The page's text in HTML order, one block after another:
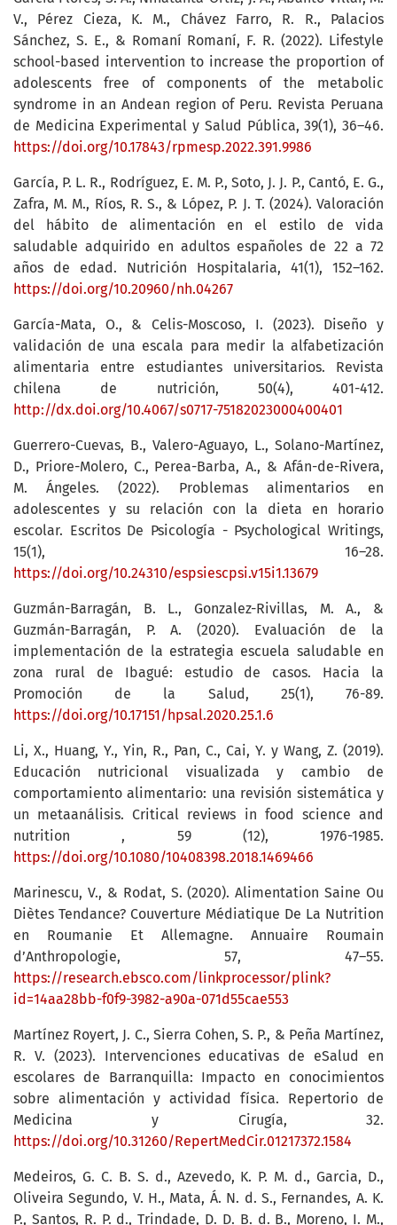
V., Pérez Cieza, K. M., Chávez Farro, R. R., Palacios
Sánchez, S. E., & Romaní Romaní, F. R. (2022). Lifestyle
school-based intervention to increase the proportion of
adolescents free of components of the metabolic
syndrome in an Andean region of Peru. Revista Peruana
de Medicina Experimental y Salud Pública, 39(1), 36–46.
https://doi.org/10.17843/rpmesp.2022.391.9986
García, P. L. R., Rodríguez, E. M. P., Soto, J. J. P., Cantó, E. G.,
Zafra, M. M., Ríos, R. S., & López, P. J. T. (2024). Valoración
del hábito de alimentación en el estilo de vida
saludable adquirido en adultos españoles de 22 a 72
años de edad. Nutrición Hospitalaria, 41(1), 152–162.
https://doi.org/10.20960/nh.04267
García-Mata, O., & Celis-Moscoso, I. (2023). Diseño y
validación de una escala para medir la alfabetización
alimentaria entre estudiantes universitarios. Revista
chilena de nutrición, 50(4), 401-412.
http://dx.doi.org/10.4067/s0717-75182023000400401
Guerrero-Cuevas, B., Valero-Aguayo, L., Solano-Martínez,
D., Priore-Molero, C., Perea-Barba, A., & Afán-de-Rivera,
M. Ángeles. (2022). Problemas alimentarios en
adolescentes y su relación con la dieta en horario
escolar. Escritos De Psicología - Psychological Writings,
15(1), 16–28.
https://doi.org/10.24310/espsiescpsi.v15i1.13679
Guzmán-Barragán, B. L., Gonzalez-Rivillas, M. A., &
Guzmán-Barragán, P. A. (2020). Evaluación de la
implementación de la estrategia escuela saludable en
zona rural de Ibagué: estudio de casos. Hacia la
Promoción de la Salud, 25(1), 76-89.
https://doi.org/10.17151/hpsal.2020.25.1.6
Li, X., Huang, Y., Yin, R., Pan, C., Cai, Y. y Wang, Z. (2019).
Educación nutricional visualizada y cambio de
comportamiento alimentario: una revisión sistemática y
un metaanálisis. Critical reviews in food science and
nutrition , 59 (12), 1976-1985.
https://doi.org/10.1080/10408398.2018.1469466
Marinescu, V., & Rodat, S. (2020). Alimentation Saine Ou
Diètes Tendance? Couverture Médiatique De La Nutrition
en Roumanie Et Allemagne. Annuaire Roumain
d’Anthropologie, 57, 47–55.
https://research.ebsco.com/linkprocessor/plink?
id=14aa28bb-f0f9-3982-a90a-071d55cae553
Martínez Royert, J. C., Sierra Cohen, S. P., & Peña Martínez,
R. V. (2023). Intervenciones educativas de eSalud en
escolares de Barranquilla: Impacto en conocimientos
sobre alimentación y actividad física. Repertorio de
Medicina y Cirugía, 32.
https://doi.org/10.31260/RepertMedCir.01217372.1584
Medeiros, G. C. B. S. d., Azevedo, K. P. M. d., Garcia, D.,
Oliveira Segundo, V. H., Mata, Á. N. d. S., Fernandes, A. K.
P., Santos, R. P. d., Trindade, D. D. B. d. B., Moreno, I. M.,